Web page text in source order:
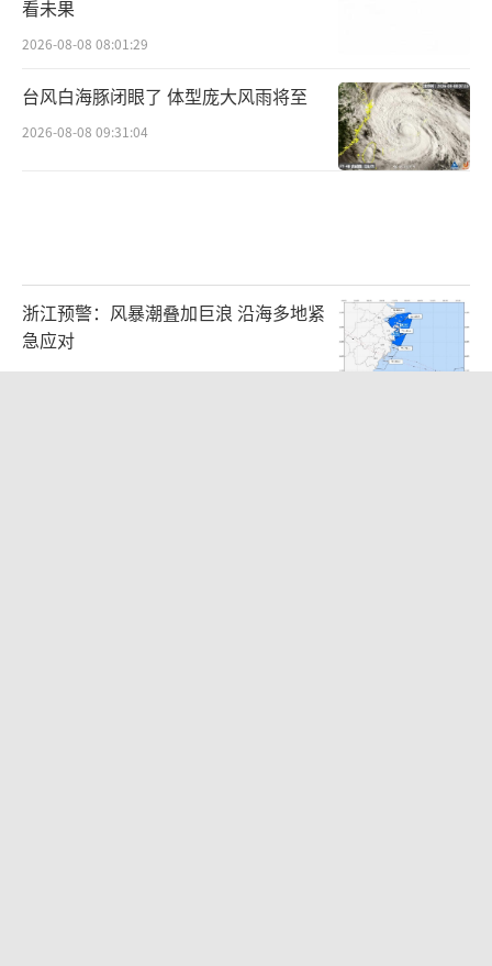
看未果
2026-08-08 08:01:29
台风白海豚闭眼了 体型庞大风雨将至
2026-08-08 09:31:04
浙江预警：风暴潮叠加巨浪 沿海多地紧
急应对
2026-08-08 09:51:29